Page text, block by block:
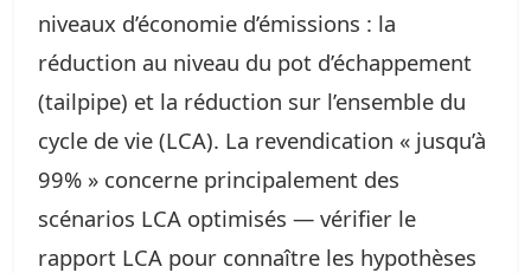
niveaux d’économie d’émissions : la
réduction au niveau du pot d’échappement
(tailpipe) et la réduction sur l’ensemble du
cycle de vie (LCA). La revendication « jusqu’à
99% » concerne principalement des
scénarios LCA optimisés — vérifier le
rapport LCA pour connaître les hypothèses